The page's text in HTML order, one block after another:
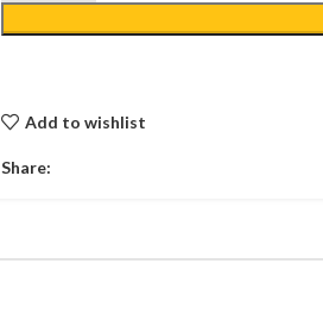
Add to wishlist
Share: